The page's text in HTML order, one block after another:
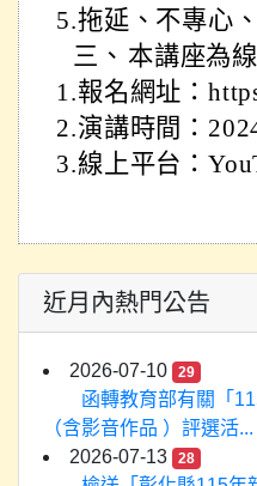
5.拖延、不專心
三、 本講座為
1.報名網址：
2.演講時間：
3.線上平台：
近月內熱門公告
2026-07-10 29
函轉教育部有關「
（含影音作品 ）評選活...
2026-07-13
28